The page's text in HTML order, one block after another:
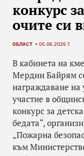
конкурс
очите си
ОБЛАСТ 05.06.2026 Г.
В кабинета на
Мердин Байрям
награждаване на
участие в
конкурс за
бедата“,
„Пожарна
към